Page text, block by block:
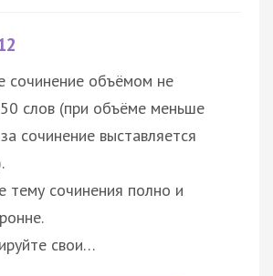
сочинение объёмом не
слов (при объёме меньше
сочинение выставляется
тему сочинения полно и
свои…